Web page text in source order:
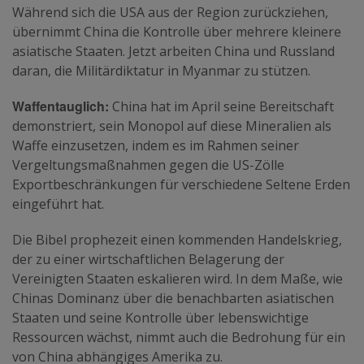
Während sich die USA aus der Region zurückziehen,
übernimmt China die Kontrolle über mehrere kleinere
asiatische Staaten. Jetzt arbeiten China und Russland
daran, die Militärdiktatur in Myanmar zu stützen.
Waffentauglich: China hat im April seine Bereitschaft
demonstriert, sein Monopol auf diese Mineralien als
Waffe einzusetzen, indem es im Rahmen seiner
Vergeltungsmaßnahmen gegen die US-Zölle
Exportbeschränkungen für verschiedene Seltene Erden
eingeführt hat.
Die Bibel prophezeit einen kommenden Handelskrieg,
der zu einer wirtschaftlichen Belagerung der
Vereinigten Staaten eskalieren wird. In dem Maße, wie
Chinas Dominanz über die benachbarten asiatischen
Staaten und seine Kontrolle über lebenswichtige
Ressourcen wächst, nimmt auch die Bedrohung für ein
von China abhängiges Amerika zu.